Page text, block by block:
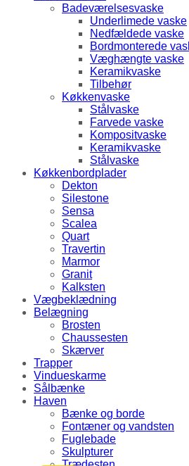
Badeværelsesvaske
Underlimede vaske
Nedfældede vaske
Bordmonterede
Væghængte vaske
Keramikvaske
Tilbehør
Køkkenvaske
Stålvaske
Farvede vaske
Kompositvaske
Keramikvaske
Stålvaske
Køkkenbordplader
Dekton
Silestone
Sensa
Scalea
Quart
Travertin
Marmor
Granit
Kalksten
Vægbeklædning
Belægning
Brosten
Chaussesten
Skærver
Trapper
Vindueskarme
Sålbænke
Haven
Bænke og borde
Fontæner og vandsten
Fuglebade
Skulpturer